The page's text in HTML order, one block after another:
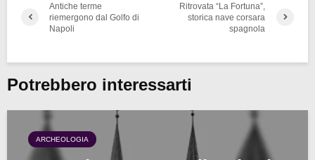
Antiche terme
riemergono dal Golfo di
Napoli
Ritrovata “La Fortuna”,
storica nave corsara
spagnola
Potrebbero interessarti
ARCHEOLOGIA